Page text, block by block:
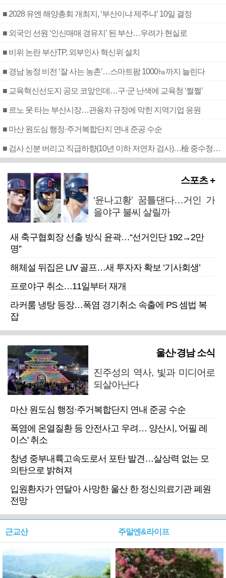
■ 2028 유엔 해양총회 개최지, ‘부산이냐 제주냐’ 10일 결정
■ 외국인 선원 ‘인신매매 경유지’ 된 부산…우려가 현실로
■ 비위 논란 부산TP, 외부인사 혁신위 설치
■ 경남 농정 비전 ‘잘 사는 농촌’…스마트팜 1000㏊까지 늘린다
■ 교육혁신선도지 공모 코앞인데…구·군 난색에 교육청 ‘쩔쩔’
■ 르노 못 타는 부산시장…관용차 규정에 막힌 지역기업 응원
■ 마산 원도심 행정·주거복합단지 연내 준공 수순
■ 검사 신분 버리고 직급하향(10년 이하 저연차 검사)…檢 중수청행 기피
스포츠 +
‘윤나고황’ 꿈틀댄다…거인 가
을야구 불씨 살릴까
새 축구협회장 선출 방식 윤곽…“선거인단 192→2만
명”
해체설 뒤집은 LIV 골프…새 투자자 확보 ‘기사회생’
프로야구 취소…11일부터 재개
라커룸 냉탕 등장…폭염 경기취소 속출에 PS 셈법 복
잡
울산·경남 소식
진주성의 역사, 빛과 미디어로
되살아난다
마산 원도심 행정·주거복합단지 연내 준공 수순
폭염에 온열질환 등 안전사고 우려… 양산시, '어필 레
이스' 취소
창녕 중부내륙고속도로서 포탄 발견…살상력 없는 모
의탄으로 밝혀져
입원환자가 연달아 사망한 울산 한 정신의료기관 폐원
전망
근교산 주말엔&라이프